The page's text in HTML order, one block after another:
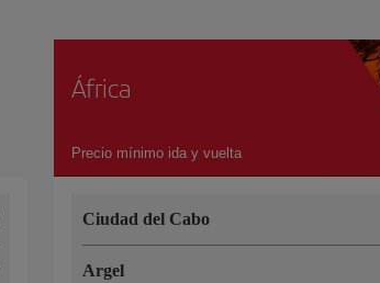
África
Precio mínimo ida y vuelta
Ciudad del Cabo
Argel